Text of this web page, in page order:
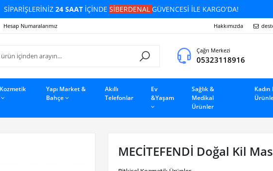
SİPARİŞLERİNİZ 24 SAATİÇİNDE SİBERDENAL GÜVENCESİ İLE KARGO'DA!
Hesap Numaralarımız Hakkımızda
Çağrı Merkezi
05323118916
Yapı Market &
Bahçe
Akıllı
Telefonlar
Ev
&Yaşam
Sağlık &
Medikal
Ürünler
Kadın
MECİTEFENDİ Doğal Kil